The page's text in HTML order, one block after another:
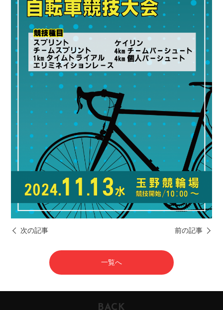
次の記事 前の記事
一覧へ
BACK